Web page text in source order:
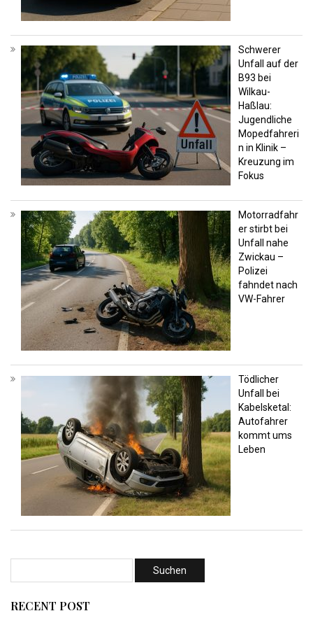
Schwerer
Unfall auf der
B93 bei
Wilkau-
Haßlau:
Jugendliche
Mopedfahreri
n in Klinik –
Kreuzung im
Fokus
Motorradfahr
er stirbt bei
Unfall nahe
Zwickau –
Polizei
fahndet nach
VW-Fahrer
Tödlicher
Unfall bei
Kabelsketal:
Autofahrer
kommt ums
Leben
RECENT POST